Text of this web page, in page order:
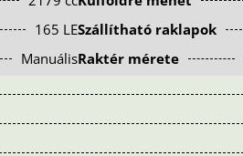
165 LE
Manuális
Szállítható raklapok
Raktér mérete